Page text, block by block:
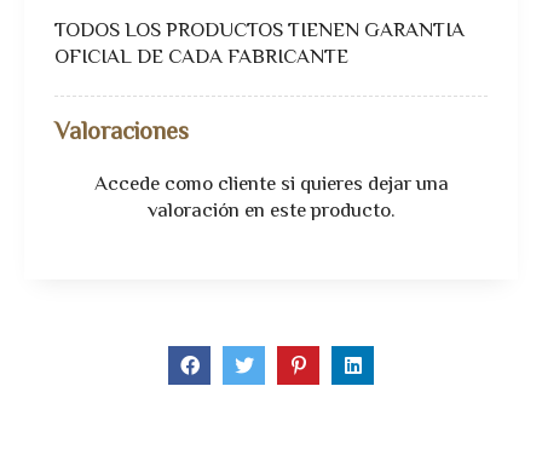
TODOS LOS PRODUCTOS TIENEN GARANTIA
OFICIAL DE CADA FABRICANTE
Valoraciones
Accede como clientesi quieres dejar una
valoración en este producto.